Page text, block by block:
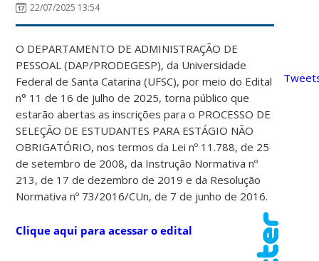
22/07/2025 13:54
O DEPARTAMENTO DE ADMINISTRAÇÃO DE
PESSOAL (DAP/PRODEGESP), da Universidade
Federal de Santa Catarina (UFSC), por meio do Edital
n° 11 de 16 de julho de 2025, torna público que
estarão abertas as inscrições para o PROCESSO DE
SELEÇÃO DE ESTUDANTES PARA ESTÁGIO NÃO
OBRIGATÓRIO, nos termos da Lei nº 11.788, de 25
de setembro de 2008, da Instrução Normativa nº
213, de 17 de dezembro de 2019 e da Resolução
Normativa nº 73/2016/CUn, de 7 de junho de 2016.
Clique aqui para acessar o edital